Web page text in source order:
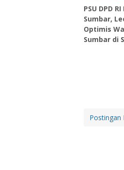
PSU DPD
Sumbar,
Optimis
Sumbar di
Postingan